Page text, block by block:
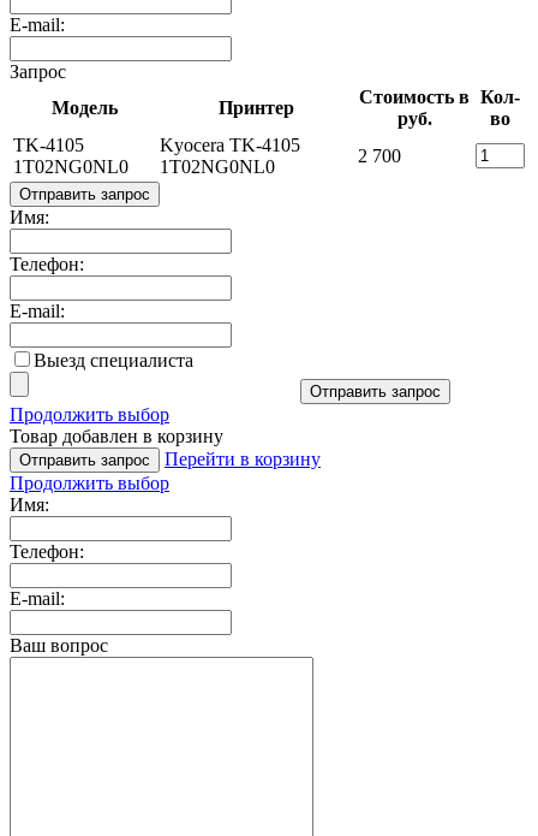
E-mail:
Запрос
Модель
Принтер
Стоимость в
руб.
Кол-
во
TK-4105
1T02NG0NL0
Kyocera TK-4105
1T02NG0NL0
2 700
Отправить запрос
Имя:
Телефон:
E-mail:
Выезд специалиста
Отправить запрос
Продолжить выбор
Товар добавлен в корзину
Отправить запрос
Перейти в корзину
Продолжить выбор
Имя:
Телефон:
E-mail:
Ваш вопрос